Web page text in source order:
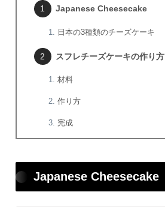
Japanese Cheesecake
日本の3種類のチーズケーキ
スフレチーズケーキの作り方
材料
作り方
完成
Japanese Cheesecake